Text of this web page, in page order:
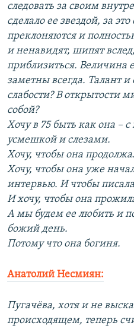
следовать за своим
сделало ее звездой, за
преклоняются и
и ненавидят, шипят
приблизиться. Величина
заметны всегда. Талант и
слабости? В открытости
собой?
Хочу в 75 быть как она –
усмешкой и слезами.
Хочу, чтобы она
Хочу, чтобы она уже
интервью. И чтобы
И хочу, чтобы она
А мы будем ее любить и
божий день.
Потому что она богиня.
Анатолий Несмиян:
Пугачёва, хотя и не
происходящем, теперь